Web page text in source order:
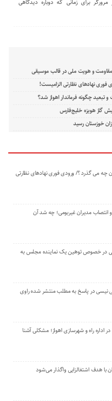
برای زمانی که دوباره دیدگاهی
و هویت ملی در قالب موسیقی
نهادهای نظارتی الزامیست!
چگونه فرماندار اهواز شد؟
گاز هویزه خلیج‌فارس
چه می گذرد ؟/ ورودی فوری نهادهای نظارتی
و انتصاب مدیران غیربومی؛ چه شد آن
در خصوص توهین یک نماینده مجلس به
نیسی در پاسخ به مطلب منتشر شده راوی
اداره راه و شهرسازی اهواز؛ مشکلی آشنا
با هدف اشتغالزایی واگذار می‌شود